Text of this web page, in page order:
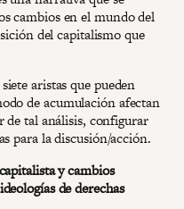
cambios en el mundo del
del capitalismo que
aristas que pueden
de acumulación afectan
de tal análisis, configurar
para la discusión/acción.
y cambios
de derechas